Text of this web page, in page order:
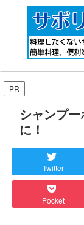
PR
シャンプ
に！
Twitter
Pocket